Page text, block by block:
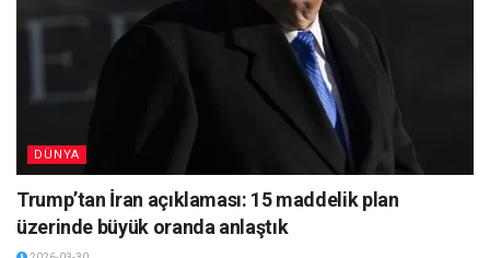
DÜNYA
Trump’tan İran açıklaması: 15 maddelik plan
üzerinde büyük oranda anlaştık